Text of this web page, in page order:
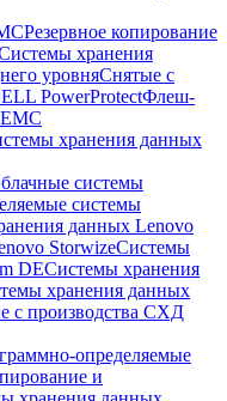
Резервное копирование
хранения
уровняСнятые с
PowerProtectФлеш-
хранения данных
системы
системы
данных Lenovo
StorwizeСистемы
DEСистемы хранения
хранения данных
с производства СХД
определяемые
и